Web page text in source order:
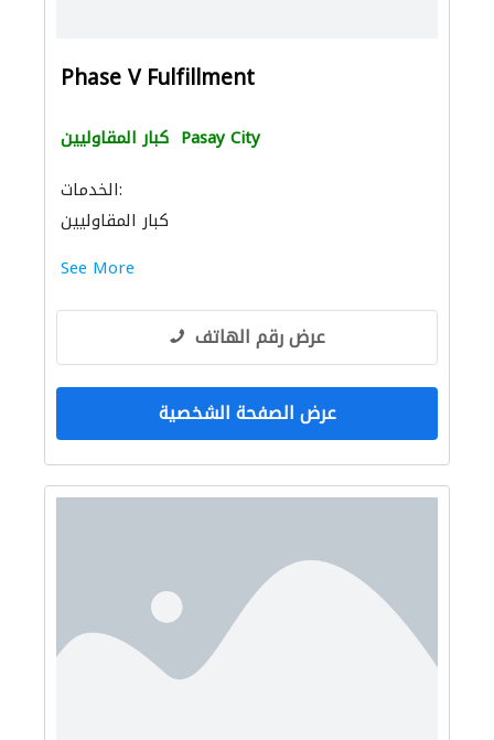
Phase V Fulfillment
كبار المقاوليين Pasay City
الخدمات:
كبار المقاوليين
See More
عرض رقم الهاتف
عرض الصفحة الشخصية